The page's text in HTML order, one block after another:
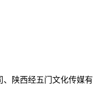
陕西经五门文化传媒有